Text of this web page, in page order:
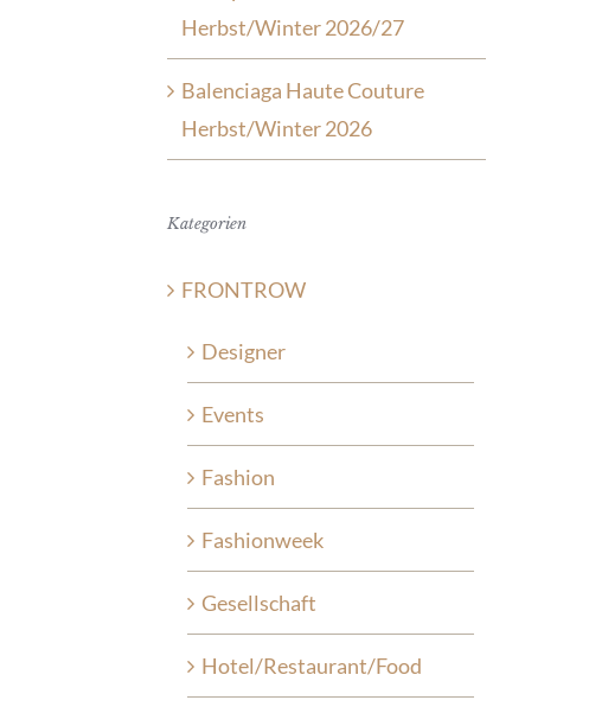
Herbst/Winter 2026/27
Balenciaga Haute Couture
Herbst/Winter 2026
Kategorien
FRONTROW
Designer
Events
Fashion
Fashionweek
Gesellschaft
Hotel/Restaurant/Food